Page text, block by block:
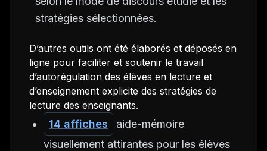
stratégies sélectionnées.
D’autres outils ont été élaborés et déposés en
ligne pour faciliter et soutenir le travail
d’autorégulation des élèves en lecture et
d’enseignement explicite des stratégies de
lecture des enseignants.
14 affiches
aide-mémoire
visuellement attirantes pour les élèves